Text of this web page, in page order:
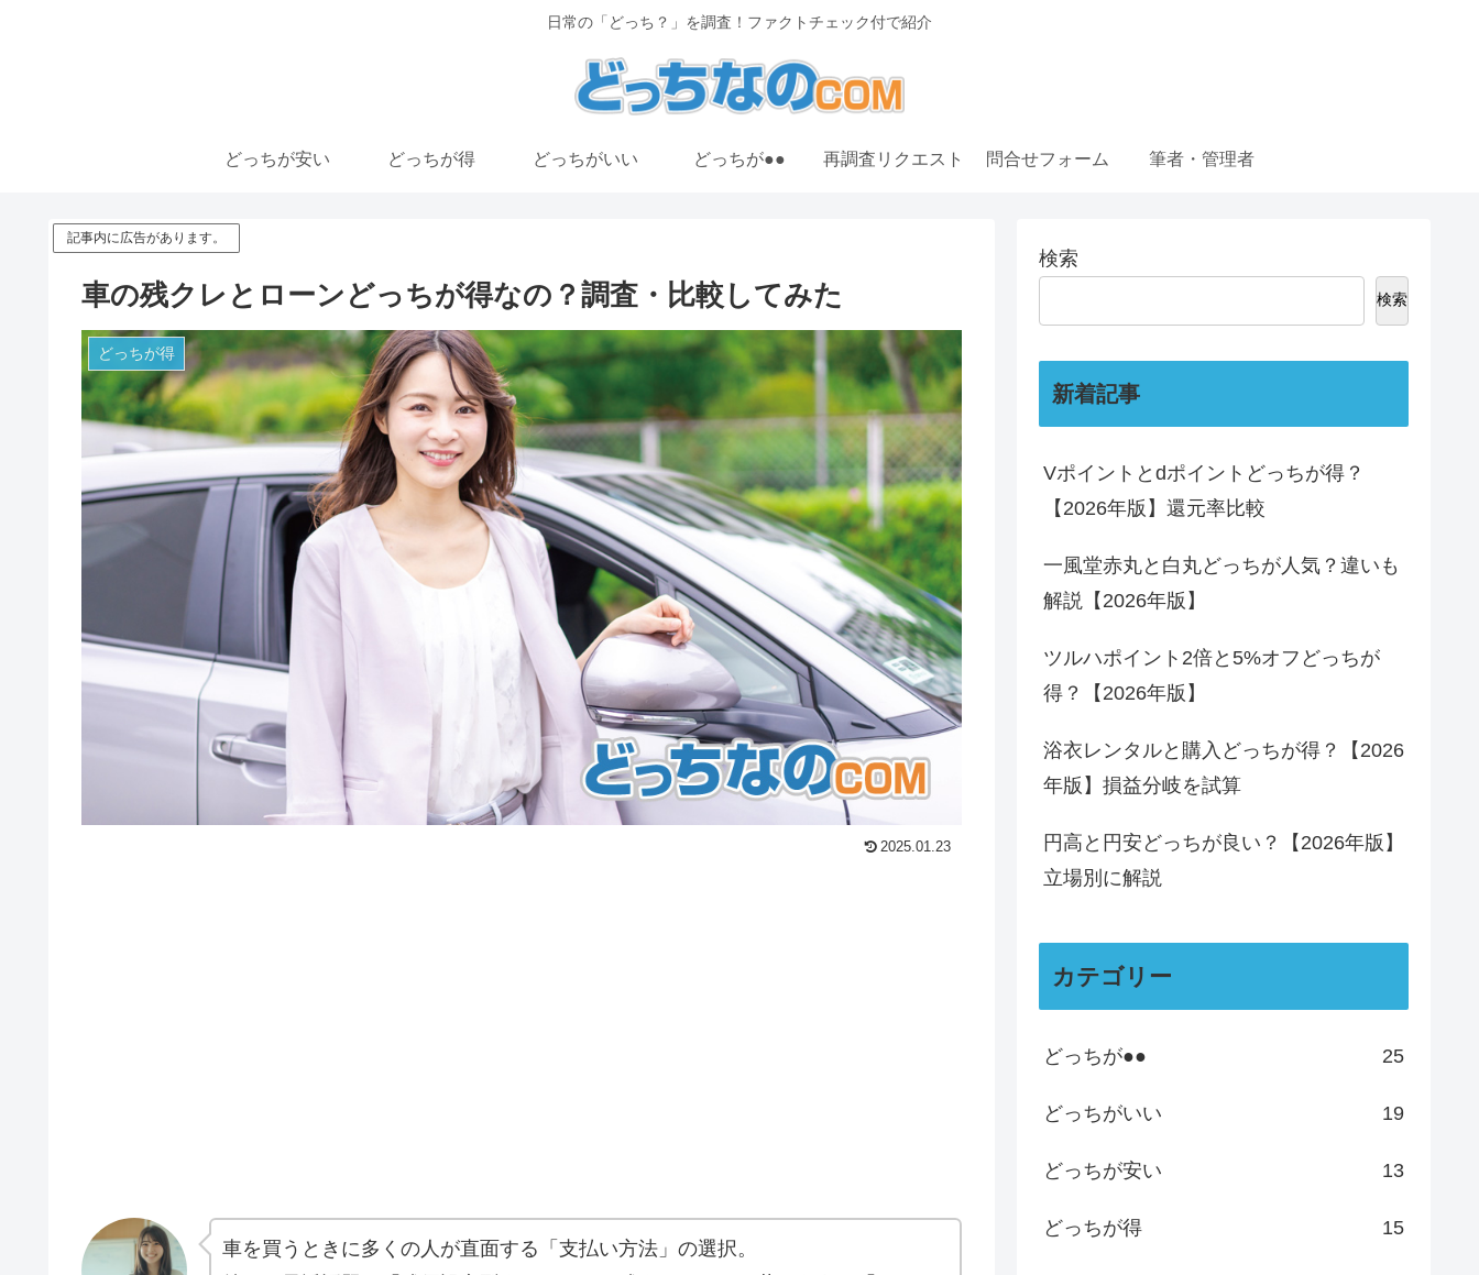
日常の「どっち？」を調査！ファクトチェック付で紹介
どっちが安い どっちが得 どっちがいい どっちが●● 再調査リクエスト 問合せフォーム 筆者・管理者
記事内に広告があります。
車の残クレとローンどっちが得なの？調査・比較してみた
どっちが得
2025.01.23
車を買うときに多くの人が直面する「支払い方法」の選択。
検索
検索
新着記事
Vポイントとdポイントどっちが得？
【2026年版】還元率比較
一風堂赤丸と白丸どっちが人気？違いも
解説【2026年版】
ツルハポイント2倍と5%オフどっちが
得？【2026年版】
浴衣レンタルと購入どっちが得？【2026
年版】損益分岐を試算
円高と円安どっちが良い？【2026年版】
立場別に解説
カテゴリー
どっちが●● 25
どっちがいい 19
どっちが安い 13
どっちが得 15